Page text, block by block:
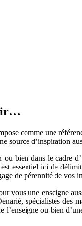
comme une
source d’inspiration
bien dans le cadre
essentiel ici de
de pérennité de vos
vous une enseigne
spécialistes
l’enseigne ou bien